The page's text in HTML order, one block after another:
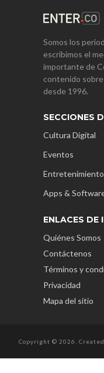
Somos los
escribimos el
importante de
contenido
desde 1996.
SECCIONES
Cultura Digital
Eventos
Entretenimiento
Apps &
ENLACES DE
Quiénes Somos
Contáctenos
Términos y
Privacidad
Mapa del sitio
Copyright © 2026.